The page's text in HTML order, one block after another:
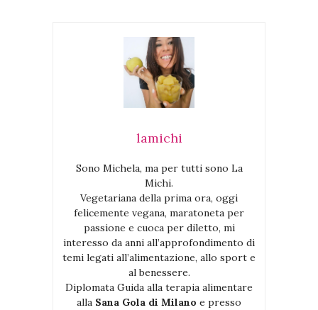
lamichi
Sono Michela, ma per tutti sono La
Michi.
Vegetariana della prima ora, oggi
felicemente vegana, maratoneta per
passione e cuoca per diletto, mi
interesso da anni all’approfondimento di
temi legati all’alimentazione, allo sport e
al benessere.
Diplomata Guida alla terapia alimentare
alla Sana Gola di Milano e presso